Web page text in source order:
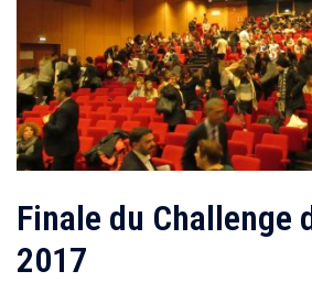
Finale du Challenge
2017